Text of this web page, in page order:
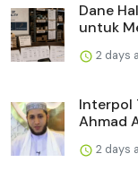
Dane
untuk
2 days
Interpol
Ahmad
2 days